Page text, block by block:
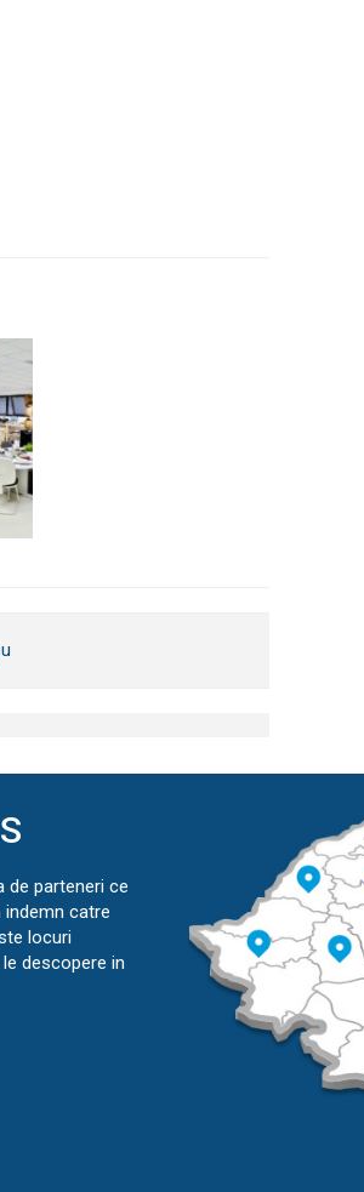
de parteneri ce
indemn catre
locuri
descopere in